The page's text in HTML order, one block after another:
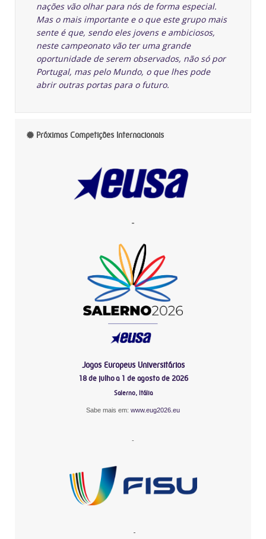
nações vão olhar para nós de forma especial.
Mas o mais importante e o que este grupo mais
sente é que, sendo eles jovens e ambiciosos,
neste campeonato vão ter uma grande
oportunidade de serem observados, não só por
Portugal, mas pelo Mundo, o que lhes pode
abrir outras portas para o futuro.
Próximas Competições Internacionais
-
Jogos Europeus Universitários
18 de julho a 1 de agosto de 2026
Salerno, Itália
Sabe mais em: www.eug2026.eu
-
-